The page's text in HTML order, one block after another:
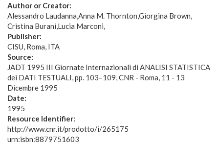
Author or Creator:
Alessandro Laudanna Anna M. Thornton Giorgina Brown
Cristina Burani Lucia Marconi
Publisher:
CISU, Roma, ITA
Source:
JADT 1995 III Giornate Internazionali di ANALISI STATISTICA
dei DATI TESTUALI, pp. 103–109, CNR - Roma, 11 - 13
Dicembre 1995
Date:
1995
Resource Identifier:
http://www.cnr.it/prodotto/i/265175
urn:isbn:8879751603